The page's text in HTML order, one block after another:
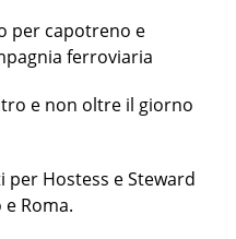
per capotreno e
ferroviaria
e non oltre il giorno
Hostess e Steward
Roma.